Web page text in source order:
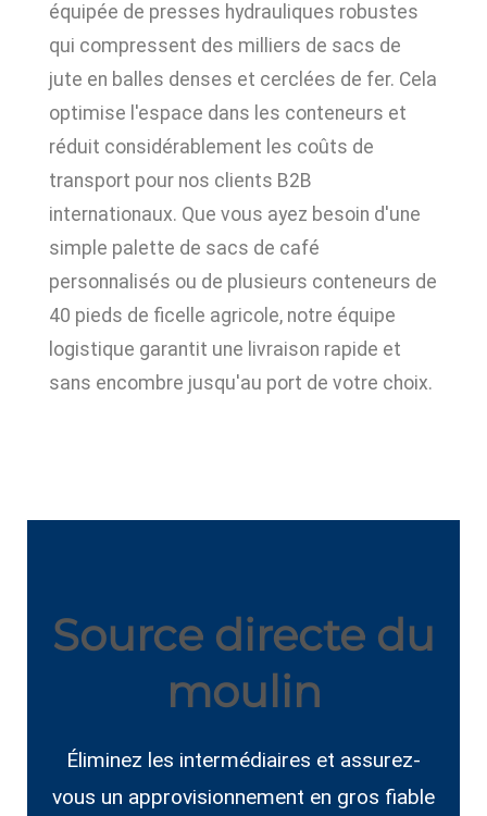
équipée de presses hydrauliques robustes
qui compressent des milliers de sacs de
jute en balles denses et cerclées de fer. Cela
optimise l'espace dans les conteneurs et
réduit considérablement les coûts de
transport pour nos clients B2B
internationaux. Que vous ayez besoin d'une
simple palette de sacs de café
personnalisés ou de plusieurs conteneurs de
40 pieds de ficelle agricole, notre équipe
logistique garantit une livraison rapide et
sans encombre jusqu'au port de votre choix.
Source directe du
moulin
Éliminez les intermédiaires et assurez-
vous un approvisionnement en gros fiable